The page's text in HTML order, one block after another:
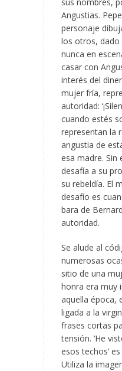
sus nombres,
Angustias.
personaje
los otros, dado
nunca en
casar con
interés del
mujer fría,
autoridad:
cuando estés
representan la
angustia de
esa madre. Sin
desafía a su
su rebeldía. El
desafío es
bara de
autoridad.
Se alude al
numerosas
sitio de una
honra era muy
aquella época,
ligada a la
frases cortas
tensión. ‘He
esos techos’
Utiliza la